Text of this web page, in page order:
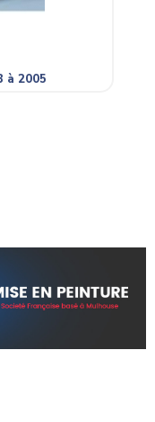
à 2005